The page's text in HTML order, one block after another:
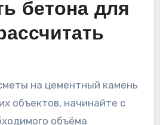
бетона для
на цементный камень
объектов, начинайте с
объёма